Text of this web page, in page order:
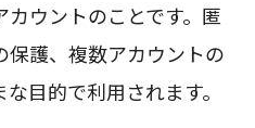
ウントのことです。匿
護、複数アカウントの
目的で利用されます。